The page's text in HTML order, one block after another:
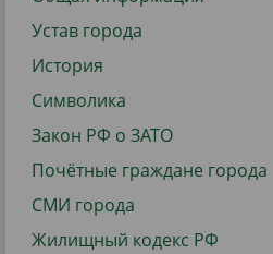
Устав города
История
Символика
Закон РФ о ЗАТО
Почётные граждане города
СМИ города
Жилищный кодекс РФ